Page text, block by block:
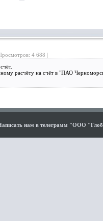
4 688 |
расчёту на счёт в "ПАО
нам в телеграмм "ООО